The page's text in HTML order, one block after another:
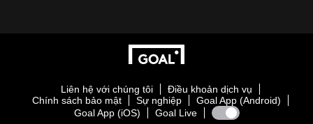
Liên hệ với chúng tôi
Điều khoản dịch vụ
Chính sách bảo mật
Sự nghiệp
Goal App (Android)
Goal App (iOS)
Goal Live